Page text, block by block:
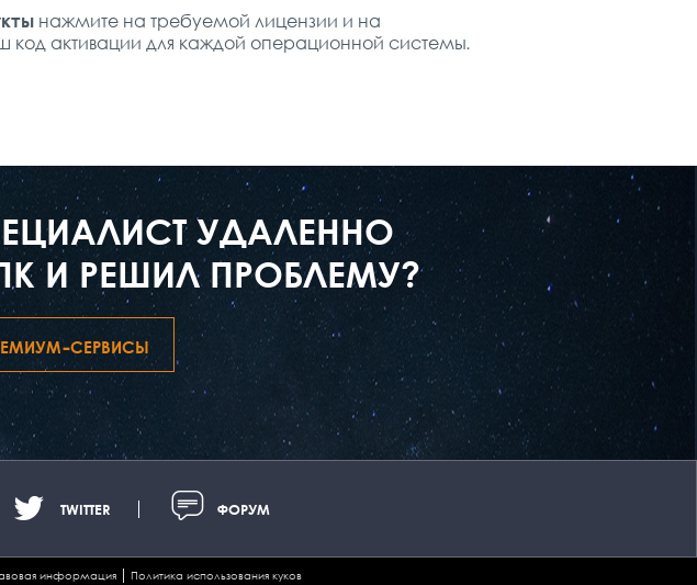
нажмите на требуемой лицензии и на
активации для каждой операционной системы.
УДАЛЕННО
И РЕШИЛ ПРОБЛЕМУ?
СЕРВИСЫ
TWITTER ФОРУМ
информация Политика использования куков